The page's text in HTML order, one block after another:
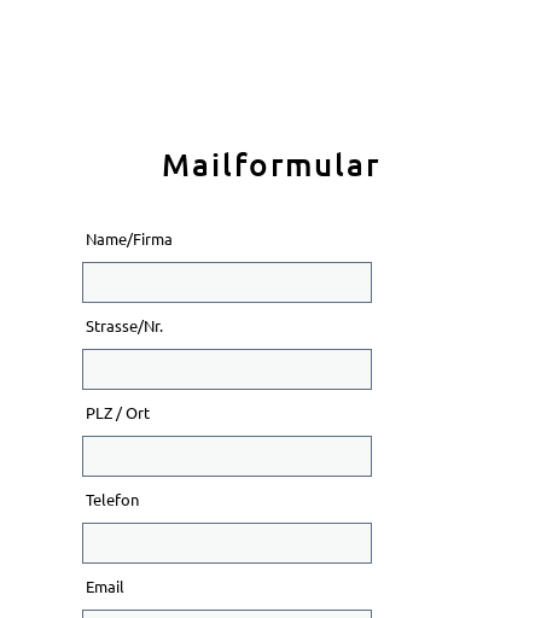
Mailformular
Name/Firma
Strasse/Nr.
PLZ / Ort
Telefon
Email